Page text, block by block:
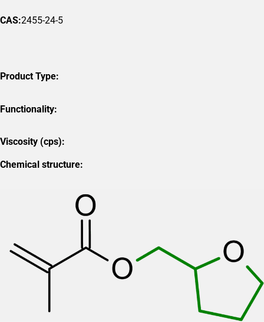
CAS:2455-24-5
Product Type:
Functionality:
Viscosity (cps):
Chemical structure: